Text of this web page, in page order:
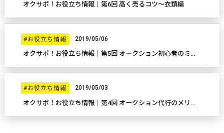
オクサポ！お役立ち情報｜第6回 高く売るコツ～衣類編
#お役立ち情報 2019/05/06
オクサポ！お役立ち情報｜第5回 オークション初心者のミスポイント
#お役立ち情報 2019/05/03
オクサポ！お役立ち情報｜第4回 オークション代行のメリット